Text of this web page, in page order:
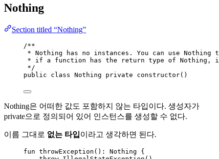
Nothing
Section titled “Nothing”
/**
* Nothing has no instances. You can use
* if a function has the return type of Nothing,
*/
public
class Nothing private constructor()
Nothing은 어떠한 값도 포함하지 않는 타입이다. 생성자가
private으로 정의되어 있어 인스턴스를 생성할 수 없다.
이름 그대로 없는 타입이라고 생각하면 된다.
fun throwException (): Nothing {